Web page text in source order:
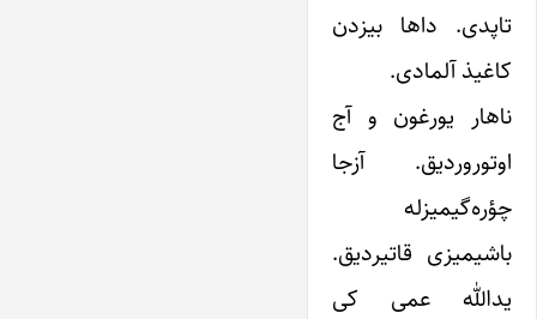
تاپدی. داها بیزدن
کاغیذ آلمادی.
ناهار یورغون و آج
اوتوروردیق. آزجا
چؤره‌گیمیزله
باشیمیزی قاتیردیق.
یدالله عمی کی